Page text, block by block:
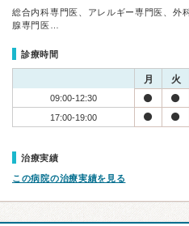
総合内科専門医、アレルギー専門医、外
腺専門医…
診療時間
月 火
09:00-12:30
17:00-19:00
治療実績
この病院の治療実績を見る